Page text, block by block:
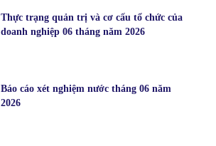
Thực trạng quản trị và cơ cấu tổ chức của
doanh nghiệp 06 tháng năm 2026
Báo cáo xét nghiệm nước tháng 06 năm
2026